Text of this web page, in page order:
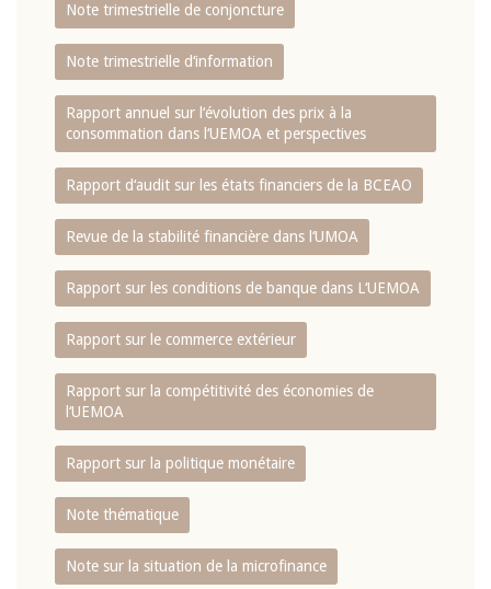
Note trimestrielle de conjoncture
Note trimestrielle d‘information
Rapport annuel sur l‘évolution des prix à la
consommation dans l‘UEMOA et perspectives
Rapport d‘audit sur les états financiers de la BCEAO
Revue de la stabilité financière dans l‘UMOA
Rapport sur les conditions de banque dans L‘UEMOA
Rapport sur le commerce extérieur
Rapport sur la compétitivité des économies de
l‘UEMOA
Rapport sur la politique monétaire
Note thématique
Note sur la situation de la microfinance